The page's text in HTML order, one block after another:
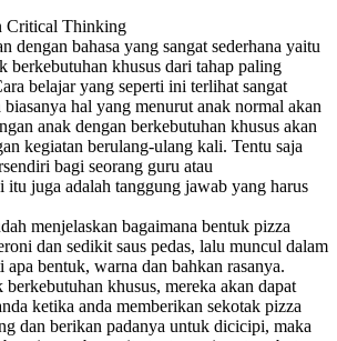
Critical Thinking
dengan bahasa yang sangat sederhana yaitu
berkebutuhan khusus dari tahap paling
belajar yang seperti ini terlihat sangat
biasanya hal yang menurut anak normal akan
anak dengan berkebutuhan khusus akan
kegiatan berulang-ulang kali. Tentu saja
bagi seorang guru atau
itu juga adalah tanggung jawab yang harus
menjelaskan bagaimana bentuk pizza
dan sedikit saus pedas, lalu muncul dalam
apa bentuk, warna dan bahkan rasanya.
khusus, mereka akan dapat
ketika anda memberikan sekotak pizza
dan berikan padanya untuk dicicipi, maka